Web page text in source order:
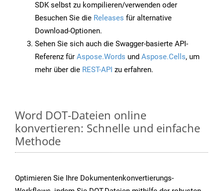
SDK selbst zu kompilieren/verwenden oder
Besuchen Sie die Releases für alternative
Download-Optionen.
Sehen Sie sich auch die Swagger-basierte API-
Referenz für Aspose.Words und Aspose.Cells, um
mehr über die REST-API zu erfahren.
Word DOT-Dateien online
konvertieren: Schnelle und einfache
Methode
Optimieren Sie Ihre Dokumentenkonvertierungs-